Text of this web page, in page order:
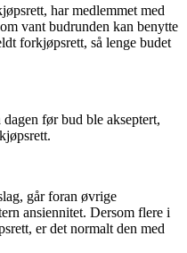
har medlemmet med
vant budrunden kan benytte
forkjøpsrett, så lenge budet
før bud ble akseptert,
går foran øvrige
ansiennitet. Dersom flere i
er det normalt den med